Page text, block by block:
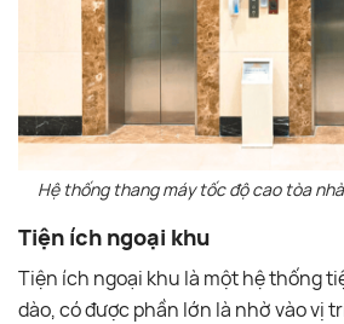
Hệ thống thang máy tốc độ cao tòa
Tiện ích ngoại khu
Tiện ích ngoại khu là một hệ thống
dào, có được phần lớn là nhờ vào vị